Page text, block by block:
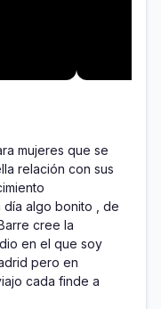
mujeres que se
relación con sus
día algo bonito , de
cree la
en el que soy
pero en
cada finde a